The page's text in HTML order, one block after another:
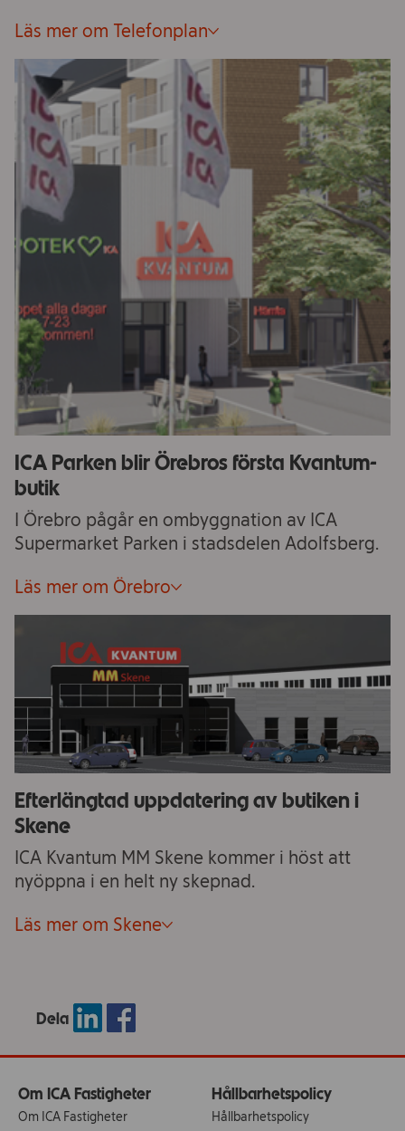
Läs mer om Telefonplan
ICA Parken blir Örebros första Kvantum-
butik
I Örebro pågår en ombyggnation av ICA
Supermarket Parken i stadsdelen Adolfsberg.
Läs mer om Örebro
Efterlängtad uppdatering av butiken i
Skene
ICA Kvantum MM Skene kommer i höst att
nyöppna i en helt ny skepnad.
Läs mer om Skene
Dela
Om ICA Fastigheter
Om ICA Fastigheter
Hållbarhetspolicy
Hållbarhetspolicy